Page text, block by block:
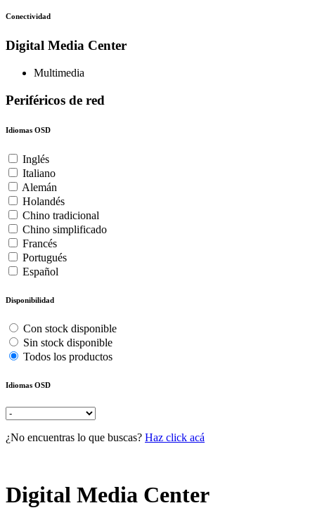
Conectividad
Digital Media Center
Multimedia
Periféricos de red
Idiomas OSD
Inglés
Italiano
Alemán
Holandés
Chino tradicional
Chino simplificado
Francés
Portugués
Español
Disponibilidad
Con stock disponible
Sin stock disponible
Todos los productos
Idiomas OSD
¿No encuentras lo que buscas? Haz click acá
Digital Media Center